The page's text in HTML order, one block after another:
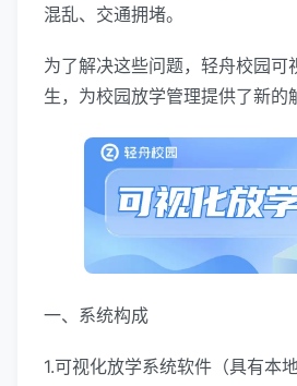
混乱、交通拥堵。
为了解决这些问题，轻舟校园可
生，为校园放学管理提供了新的
一、系统构成
1.可视化放学系统软件（具有本